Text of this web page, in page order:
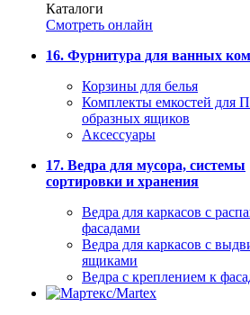
Каталоги
Смотреть онлайн
16. Фурнитура для ванных
Корзины для белья
Комплекты емкостей для
образных ящиков
Аксессуары
17. Ведра для мусора, системы
сортировки и хранения
Ведра для каркасов с
фасадами
Ведра для каркасов с
ящиками
Ведра с креплением к